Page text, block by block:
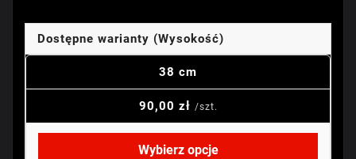
Dostępne warianty (Wysokość)
38 cm
90,00 zł /szt.
Wybierz opcje